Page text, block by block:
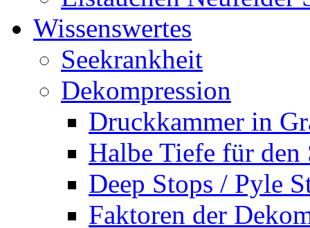
Wissenswertes
Seekrankheit
Dekompression
Druckkammer in
Halbe Tiefe für den
Deep Stops / Pyle
Faktoren der